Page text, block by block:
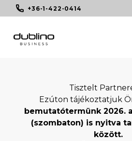
+36-1-422-0414
Tisztelt
Ezúton tájékoztatjuk
bemutatótermünk 2026.
(szombaton) is nyitva
között.